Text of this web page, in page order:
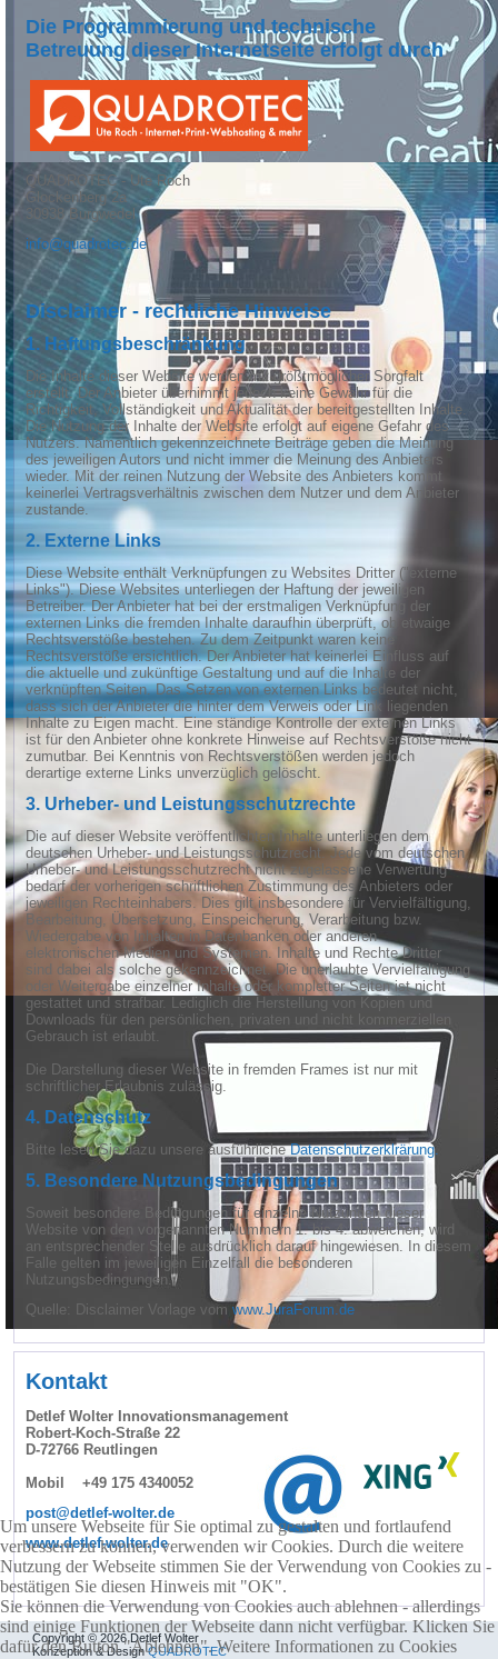
Die Programmierung und technische
Betreuung dieser Internetseite erfolgt durch
QUADROTEC - Ute Roch
Glockenberg 2a
30938 Burgwedel
info@quadrotec.de
Disclaimer - rechtliche Hinweise
1. Haftungsbeschränkung
Die Inhalte dieser Website werden mit größtmöglicher Sorgfalt
erstellt. Der Anbieter übernimmt jedoch keine Gewähr für die
Richtigkeit, Vollständigkeit und Aktualität der bereitgestellten Inhalte.
Die Nutzung der Inhalte der Website erfolgt auf eigene Gefahr des
Nutzers. Namentlich gekennzeichnete Beiträge geben die Meinung
des jeweiligen Autors und nicht immer die Meinung des Anbieters
wieder. Mit der reinen Nutzung der Website des Anbieters kommt
keinerlei Vertragsverhältnis zwischen dem Nutzer und dem Anbieter
zustande.
2. Externe Links
Diese Website enthält Verknüpfungen zu Websites Dritter ("externe
Links"). Diese Websites unterliegen der Haftung der jeweiligen
Betreiber. Der Anbieter hat bei der erstmaligen Verknüpfung der
externen Links die fremden Inhalte daraufhin überprüft, ob etwaige
Rechtsverstöße bestehen. Zu dem Zeitpunkt waren keine
Rechtsverstöße ersichtlich. Der Anbieter hat keinerlei Einfluss auf
die aktuelle und zukünftige Gestaltung und auf die Inhalte der
verknüpften Seiten. Das Setzen von externen Links bedeutet nicht,
dass sich der Anbieter die hinter dem Verweis oder Link liegenden
Inhalte zu Eigen macht. Eine ständige Kontrolle der externen Links
ist für den Anbieter ohne konkrete Hinweise auf Rechtsverstöße nicht
zumutbar. Bei Kenntnis von Rechtsverstößen werden jedoch
derartige externe Links unverzüglich gelöscht.
3. Urheber- und Leistungsschutzrechte
Die auf dieser Website veröffentlichten Inhalte unterliegen dem
deutschen Urheber- und Leistungsschutzrecht. Jede vom deutschen
Urheber- und Leistungsschutzrecht nicht zugelassene Verwertung
bedarf der vorherigen schriftlichen Zustimmung des Anbieters oder
jeweiligen Rechteinhabers. Dies gilt insbesondere für Vervielfältigung,
Bearbeitung, Übersetzung, Einspeicherung, Verarbeitung bzw.
Wiedergabe von Inhalten in Datenbanken oder anderen
elektronischen Medien und Systemen. Inhalte und Rechte Dritter
sind dabei als solche gekennzeichnet. Die unerlaubte Vervielfältigung
oder Weitergabe einzelner Inhalte oder kompletter Seiten ist nicht
gestattet und strafbar. Lediglich die Herstellung von Kopien und
Downloads für den persönlichen, privaten und nicht kommerziellen
Gebrauch ist erlaubt.
Die Darstellung dieser Website in fremden Frames ist nur mit
schriftlicher Erlaubnis zulässig.
4. Datenschutz
Bitte lesen Sie dazu unsere ausführlicheDatenschutzerklrärung.
5. Besondere Nutzungsbedingungen
Soweit besondere Bedingungen für einzelne Nutzungen dieser
Website von den vorgenannten Nummern 1. bis 4. abweichen, wird
an entsprechender Stelle ausdrücklich darauf hingewiesen. In diesem
Falle gelten im jeweiligen Einzelfall die besonderen
Nutzungsbedingungen.
Quelle: Disclaimer Vorlage vomwww.JuraForum.de
Kontakt
Detlef Wolter Innovationsmanagement
Robert-Koch-Straße 22
D-72766 Reutlingen
Mobil +49 175 4340052
post@detlef-wolter.de
www.detlef-wolter.de
Copyright © 2026 Detlef Wolter
Konzeption & DesignQUADROTEC
Um unsere Webseite für Sie optimal zu gestalten und fortlaufend
verbessern zu können, verwenden wir Cookies. Durch die weitere
Nutzung der Webseite stimmen Sie der Verwendung von Cookies zu -
bestätigen Sie diesen Hinweis mit "OK".
Sie können die Verwendung von Cookies auch ablehnen - allerdings
sind einige Funktionen der Webseite dann nicht verfügbar. Klicken Sie
dafür den Button "Ablehnen". Weitere Informationen zu Cookies